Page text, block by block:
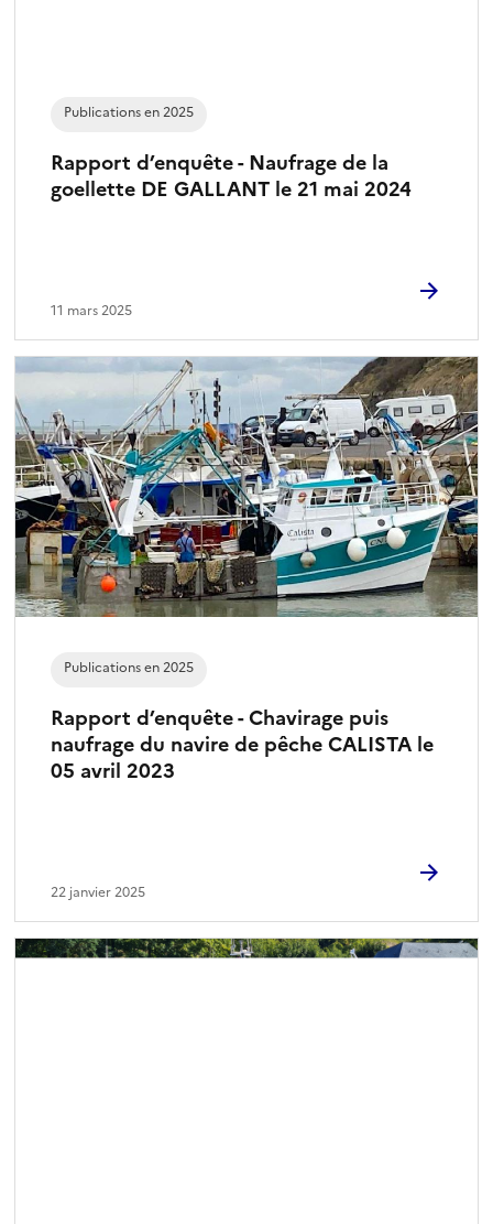
Rapport d’enquête - Naufrage de la
goellette DE GALLANT le 21 mai 2024
Publications en 2025
11 mars 2025
Rapport d’enquête - Chavirage puis
naufrage du navire de pêche CALISTA le
05 avril 2023
Publications en 2025
22 janvier 2025